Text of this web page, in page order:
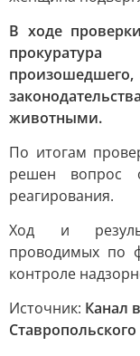
В ходе
прокуратура
произошедшего,
животными.
По итогам
решен вопрос
реагирования.
Ход и
проводимых по
контроле
Источник: Канал
Ставропольского